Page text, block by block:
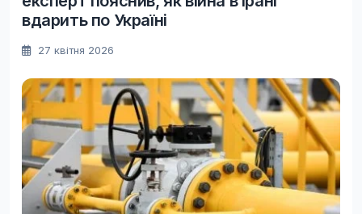
вдарить по Україні
27 квітня 2026